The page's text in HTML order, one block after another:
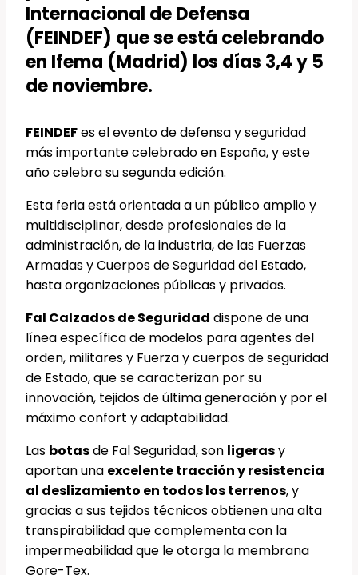
Internacional de Defensa
(FEINDEF) que se está celebrando
en Ifema (Madrid) los días 3,4 y 5
de noviembre.
FEINDEFes el evento de defensa y seguridad
más importante celebrado en España, y este
año celebra su segunda edición.
Esta feria está orientada a un público amplio y
multidisciplinar, desde profesionales de la
administración, de la industria, de las Fuerzas
Armadas y Cuerpos de Seguridad del Estado,
hasta organizaciones públicas y privadas.
Fal Calzados de Seguridad dispone de una
línea específica de modelos para agentes del
orden, militares y Fuerza y cuerpos de seguridad
de Estado, que se caracterizan por su
innovación, tejidos de última generación y por el
máximo confort y adaptabilidad.
Las botasde Fal Seguridad, son ligerasy
aportan una excelente tracción y resistencia
al deslizamiento en todos los terrenos, y
gracias a sus tejidos técnicos obtienen una alta
transpirabilidad que complementa con la
impermeabilidad que le otorga la membrana
Gore-Tex.